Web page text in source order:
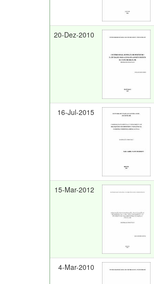
20-Dez-2010
16-Jul-2015
15-Mar-2012
4-Mar-2010